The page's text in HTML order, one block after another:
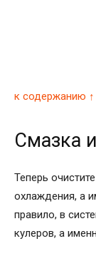
к содержанию ↑
Смазка
Теперь
охлаждения, а
правило, в
кулеров, а